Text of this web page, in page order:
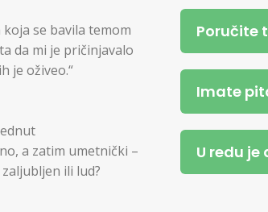
se bavila temom
da mi je pričinjavalo
je oživeo.“
a zatim umetnički –
ili lud?
Poručite
Imate
U redu